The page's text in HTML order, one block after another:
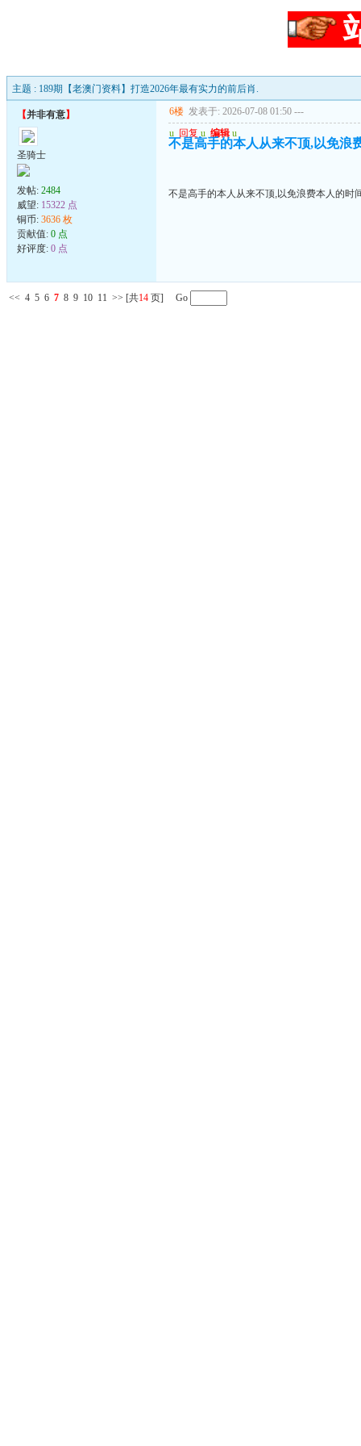
主题 : 189期【老澳门资料】打造2026年最有实力的前后肖.
【并非有意】
圣骑士
发帖: 2484
威望: 15322 点
铜币: 3636 枚
贡献值: 0 点
好评度: 0 点
6楼 发表于: 2026-07-08 01:50 ---
u 回复 u 编辑 u
不是高手的本人从来不顶,以免浪
不是高手的本人从来不顶,以免浪费本人的时
<< 4 5 6 7 8 9 10 11 >> [共14 页] Go